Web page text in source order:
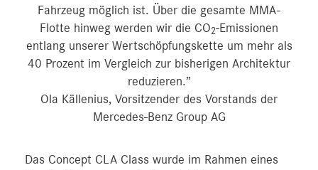
Fahrzeug möglich ist. Über die gesamte MMA-
Flotte hinweg werden wir die CO2-Emissionen
entlang unserer Wertschöpfungskette um mehr als
40 Prozent im Vergleich zur bisherigen Architektur
reduzieren.”
Ola Källenius, Vorsitzender des Vorstands der
Mercedes-Benz Group AG
Das Concept CLA Class wurde im Rahmen eines